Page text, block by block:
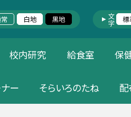
白地 黒地 文字
校内研究 給食室 保
ー そらいろのたね